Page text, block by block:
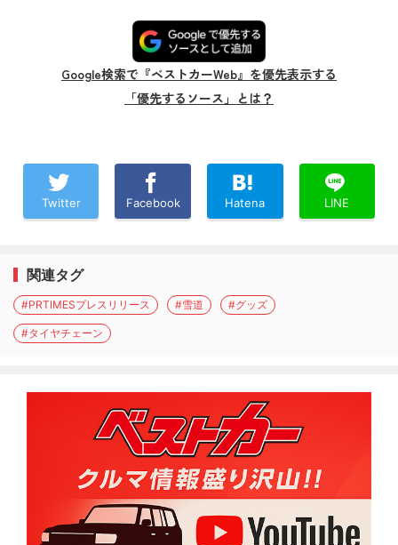
Google検索で『ベストカーWeb』を優先表示する
「優先するソース」とは？
Twitter Facebook Hatena LINE
関連タグ
#PRTIMESプレスリリース #雪道 #グッズ
#タイヤチェーン